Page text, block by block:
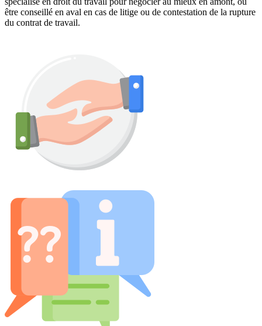
être conseillé en aval en cas de litige ou de contestation de la rupture
du contrat de travail.